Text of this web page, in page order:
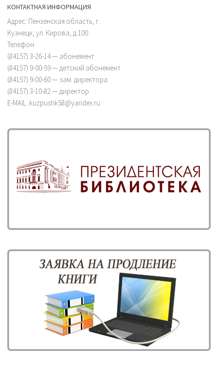
КОНТАКТНАЯ ИНФОРМАЦИЯ
Адрес: Пензенская область, г.
Кузнецк, ул. Кирова, д.100
Телефон:
(84157) 3-26-14 — абонемент
(84157) 9-00-59 — детский абонемент
(84157) 9-00-60 — зам. директора
(84157) 3-10-82 — директор
E-MAIL: kuzpushk58@yandex.ru